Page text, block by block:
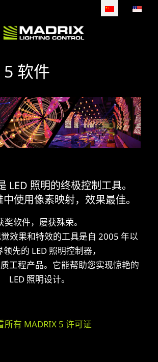
选择你的语音
软件
LED 照明的终极控制工具。
使用像素映射，效果最佳。
奖软件，屡获殊荣。
效果和特效的工具是自 2005 年以
先的 LED 照明控制器，
工程产品。它能帮助您实现惊艳的
LED 照明设计。
所有 MADRIX 5 许可证